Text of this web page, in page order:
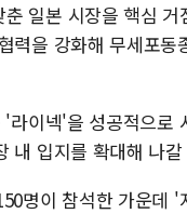
일본 시장을 핵심
력을 강화해 무세포
이넥'을 성공적으로
내 입지를 확대해 나
명이 참석한 가운데